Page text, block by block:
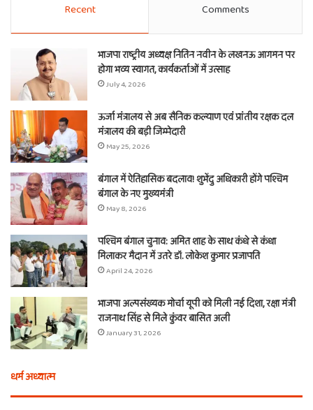
Recent Comments
भाजपा राष्ट्रीय अध्यक्ष नितिन नवीन के लखनऊ आगमन पर
होगा भव्य स्वागत, कार्यकर्ताओं में उत्साह
July 4, 2026
ऊर्जा मंत्रालय से अब सैनिक कल्याण एवं प्रांतीय रक्षक दल
मंत्रालय की बड़ी जिम्मेदारी
May 25, 2026
बंगाल में ऐतिहासिक बदलाव! शुभेंदु अधिकारी होंगे पश्चिम
बंगाल के नए मुख्यमंत्री
May 8, 2026
पश्चिम बंगाल चुनाव: अमित शाह के साथ कंधे से कंधा
मिलाकर मैदान में उतरे डॉ. लोकेश कुमार प्रजापति
April 24, 2026
भाजपा अल्पसंख्यक मोर्चा यूपी को मिली नई दिशा, रक्षा मंत्री
राजनाथ सिंह से मिले कुंवर बासित अली
January 31, 2026
धर्म अध्यात्म